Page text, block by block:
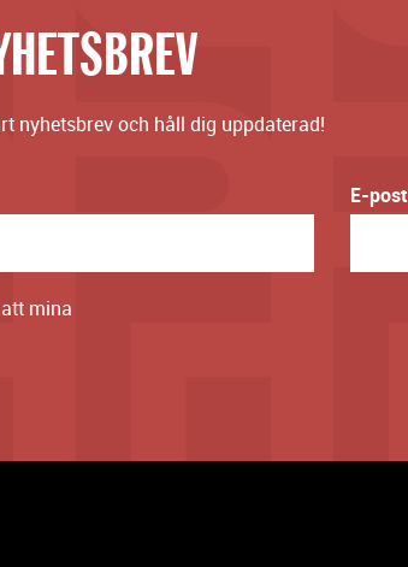
nyhetsbrev och håll dig uppdaterad!
E-post
mina